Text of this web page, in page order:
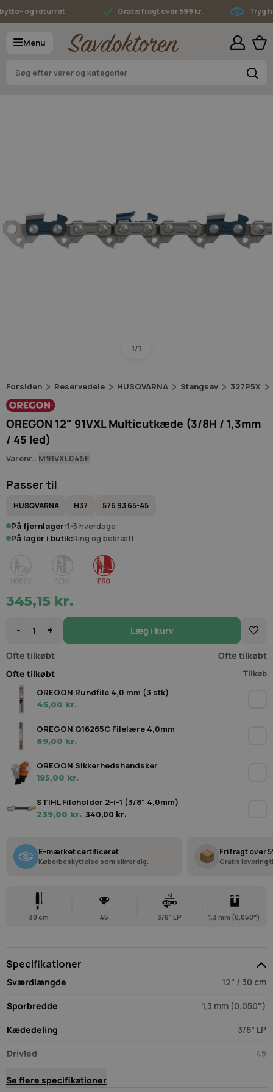
Skip to Content
og returret Gratis fragt over 599 kr. Tryg
Menu
1/1
Forsiden Reservedele HUSQVARNA Stangsav 327P5X
OREGON 12" 91VXL Multicutkæde (3/8H / 1,3mm
/ 45 led)
Varenr.: M91VXL045E
Passer til
HUSQVARNA H37 576 93 65-45
På fjernlager:1-5 hverdage
På lager i butik:Ring og bekræft
Semi
345,15 kr.
- + Læg i kurv
Ofte tilkøbt
Ofte tilkøbt
Ofte tilkøbt
Tilkøb
OREGON Rundfile 4,0 mm (3 stk)
45,00 kr.
OREGON Q16265C Filelære 4,0mm
89,00 kr.
OREGON Sikkerhedshandsker
195,00 kr.
STIHL Fileholder 2-i-1 (3/8" 4,0mm)
340,00 kr.
239,00 kr.
E-mærket certificeret
Køberbeskyttelse som sikrer dig.
Fri fragt over
Gratis levering
30 cm 45 3/8" LP 1,3 mm (0,050″)
Specifikationer
Sværdlængde 12" / 30 cm
Sporbredde 1,3 mm (0,050″)
Kædedeling 3/8" LP
Drivled 45
Slibevinkel (tand)
Se flere specifikationer